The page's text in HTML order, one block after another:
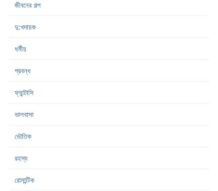
জীবনের গল্প
দু:খদায়ক
ধর্মীয়
প্রবন্ধ
ফ্যান্টাসি
ভালবাসা
ভৌতিক
রহস্য
রোমান্টিক